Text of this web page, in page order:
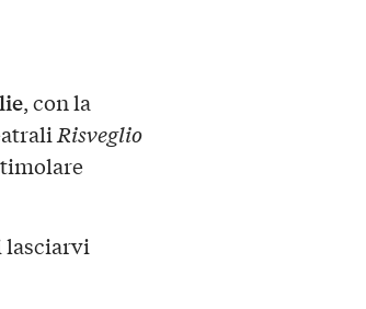
, con la
Risveglio
lasciarvi